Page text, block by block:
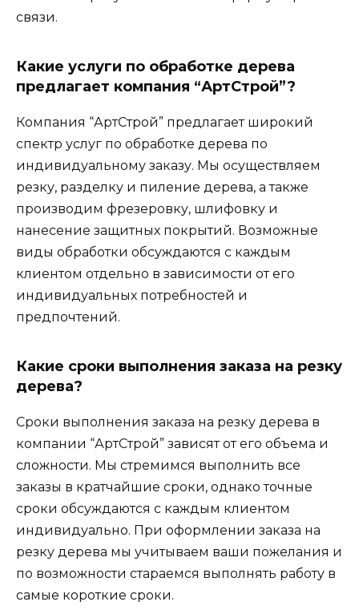
связи.
Какие услуги по обработке дерева
предлагает компания “АртСтрой”?
Компания “АртСтрой” предлагает широкий
спектр услуг по обработке дерева по
индивидуальному заказу. Мы осуществляем
резку, разделку и пиление дерева, а также
производим фрезеровку, шлифовку и
нанесение защитных покрытий. Возможные
виды обработки обсуждаются с каждым
клиентом отдельно в зависимости от его
индивидуальных потребностей и
предпочтений.
Какие сроки выполнения заказа на резку
дерева?
Сроки выполнения заказа на резку дерева в
компании “АртСтрой” зависят от его объема и
сложности. Мы стремимся выполнить все
заказы в кратчайшие сроки, однако точные
сроки обсуждаются с каждым клиентом
индивидуально. При оформлении заказа на
резку дерева мы учитываем ваши пожелания и
по возможности стараемся выполнять работу в
самые короткие сроки.